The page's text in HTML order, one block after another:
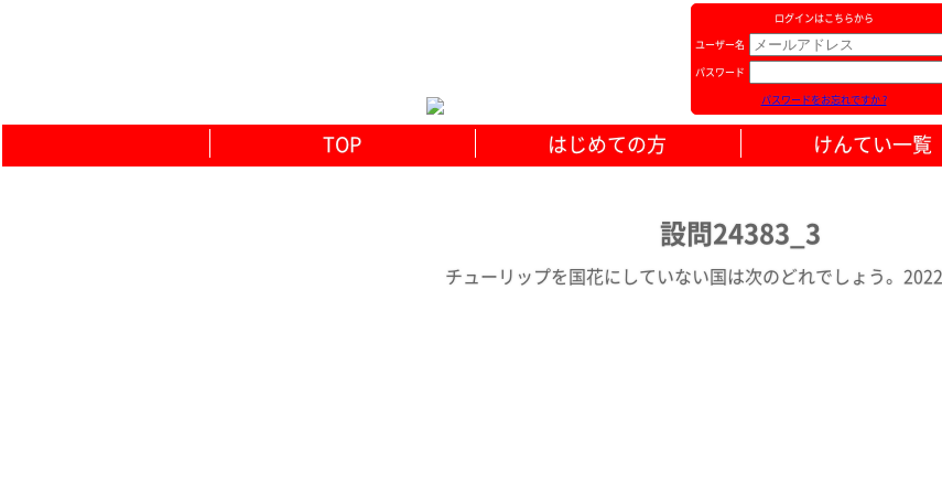
ログインはこちらから
ユーザー名
パスワード
パスワードをお忘れですか ?
TOP はじめての方 けんてい一覧
設問24383_3
チューリップを国花にしていない国は次のどれでしょう。